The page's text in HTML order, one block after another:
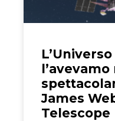
James
Telescope